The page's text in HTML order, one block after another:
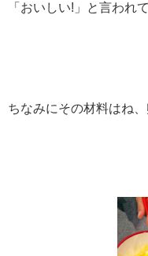
「おいしい!」と言われ
ちなみにその材料はね